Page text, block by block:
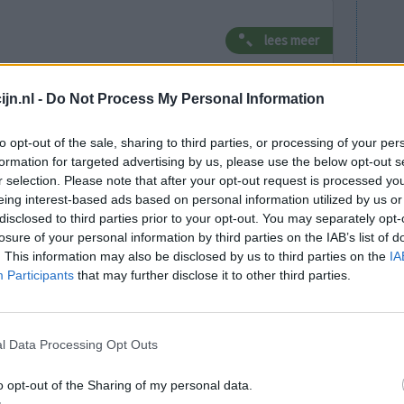
- Do Not Process My Personal Information
opt-out of the sale, sharing to third parties, or processing of your
for targeted advertising by us, please use the below opt-out
selection. Please note that after your opt-out request is processed
interest-based ads based on personal information utilized by us
to third parties prior to your opt-out. You may separately
of your personal information by third parties on the IAB’s list of
This information may also be disclosed by us to third parties on the
Participants that may further disclose it to other third parties.
Data Processing Opt Outs
opt-out of the Sharing of my personal data.
lees meer
4 5 6 7
Hoeveelheid bijwerkingen